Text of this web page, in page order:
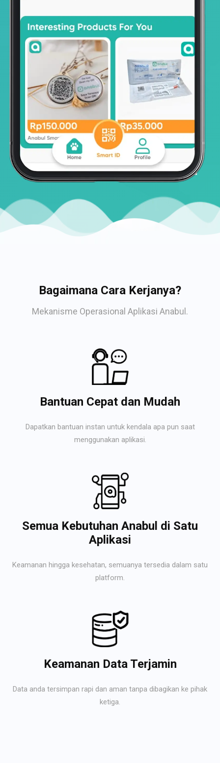
Bagaimana Cara Kerjanya?
Mekanisme Operasional Aplikasi Anabul.
Bantuan Cepat dan Mudah
Dapatkan bantuan instan untuk kendala apa pun saat
menggunakan aplikasi.
Semua Kebutuhan Anabul di Satu
Aplikasi
Keamanan hingga kesehatan, semuanya tersedia dalam satu
platform.
Keamanan Data Terjamin
Data anda tersimpan rapi dan aman tanpa dibagikan ke pihak
ketiga.